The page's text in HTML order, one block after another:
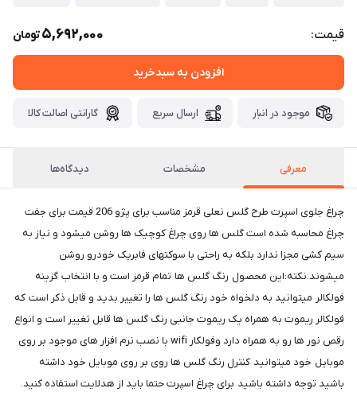
قیمت: 5,692,000تومان
افزودن به سبدخرید
موجود در انبار ارسال سریع گارانتی اصالت کالا
معرفی مشخصات دیدگاه‌ها
چراغ جلوی اسپرت طرح گلس نعلی قرمز مناسب برای پژو 206 قیمت برای جفت
چراغ محاسبه شده است گلس ها روی چراغ کوچیک ها روشن میشود و نیاز به
سیم کشی مجزا ندارد بلکه به راحتی با سوکتهای فابریک خودرو روشن
میشوند.نکته:این محصول رنگ گلس ها تمام قرمز است و با انتخاب گزینه
فولکالر میتوانید به دلخواه خود رنگ گلس ها را تغییر بدید و قابل ذکر است که
فولکالر ریموت به همراه یک ریموت جانبی رنگ گلس ها قابل تغییر است و انواع
رقص نور ها رو به همراه دارد وفولکار wifi با نصب نرم افزار های موجود بر روی
موبایل خود میتوانید کنترل رنگ گلس ها روی بر روی موبایل خود داشته
باشید توجه داشته باشید برای چراغ اسپرت حتما باید از هدلایت استفاده کنید.